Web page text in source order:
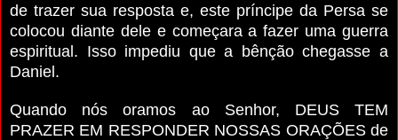
de trazer sua resposta e, este príncipe da Persa se
colocou diante dele e começara a fazer uma guerra
espiritual. Isso impediu que a bênção chegasse a
Daniel.
Quando nós oramos ao Senhor, DEUS TEM
PRAZER EM RESPONDER NOSSAS ORAÇÕES de